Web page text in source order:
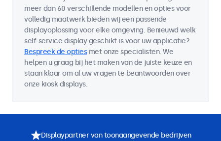
meer dan 60 verschillende modellen en opties voor
volledig maatwerk bieden wij een passende
displayoplossing voor elke omgeving. Benieuwd welk
self-service display geschikt is voor uw applicatie?
Bespreek de optiesmet onze specialisten. We
helpen u graag bij het maken van de juiste keuze en
staan klaar om al uw vragen te beantwoorden over
onze kiosk displays.
Displaypartner van toonaangevende bedrijven